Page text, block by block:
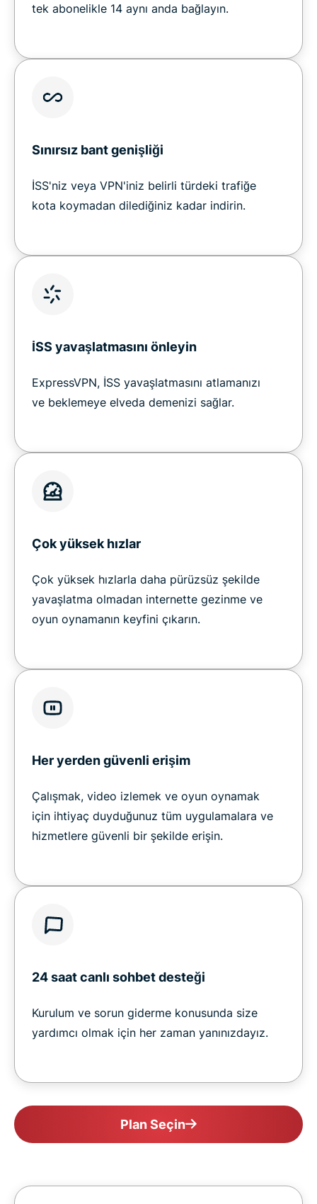
tek abonelikle 14 aynı anda bağlayın.
Sınırsız bant genişliği
İSS'niz veya VPN'iniz belirli türdeki trafiğe
kota koymadan dilediğiniz kadar indirin.
İSS yavaşlatmasını önleyin
ExpressVPN, İSS yavaşlatmasını atlamanızı
ve beklemeye elveda demenizi sağlar.
Çok yüksek hızlar
Çok yüksek hızlarla daha pürüzsüz şekilde
yavaşlatma olmadan internette gezinme ve
oyun oynamanın keyfini çıkarın.
Her yerden güvenli erişim
Çalışmak, video izlemek ve oyun oynamak
için ihtiyaç duyduğunuz tüm uygulamalara ve
hizmetlere güvenli bir şekilde erişin.
24 saat canlı sohbet desteği
Kurulum ve sorun giderme konusunda size
yardımcı olmak için her zaman yanınızdayız.
Plan Seçin